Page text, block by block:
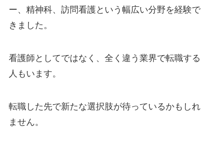
ー、精神科、訪問看護という幅広い分野を経験で
きました。
看護師としてではなく、全く違う業界で転職する
人もいます。
転職した先で新たな選択肢が待っているかもしれ
ません。